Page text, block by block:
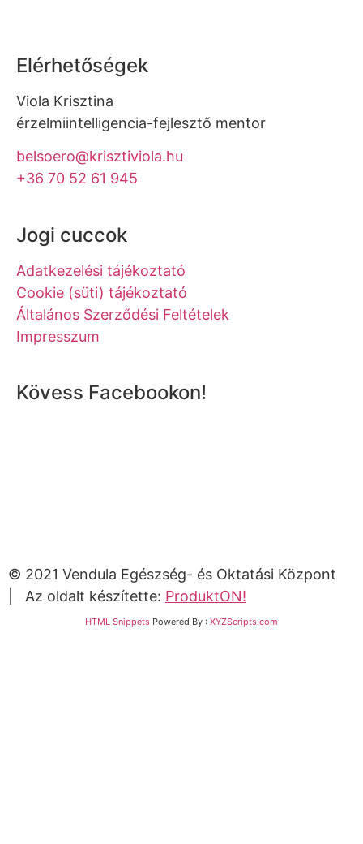
Elérhetőségek
Viola Krisztina
érzelmiintelligencia-fejlesztő mentor
belsoero@krisztiviola.hu
+36 70 52 61 945
Jogi cuccok
Adatkezelési tájékoztató
Cookie (süti) tájékoztató
Általános Szerződési Feltételek
Impresszum
Kövess Facebookon!
© 2021 Vendula Egészség- és Oktatási Központ
| Az oldalt készítette: ProduktON!
HTML Snippets Powered By : XYZScripts.com